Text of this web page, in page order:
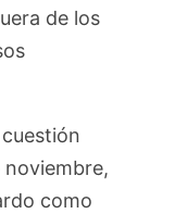
de los
noviembre,
como